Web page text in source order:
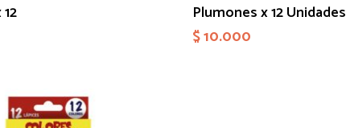
Plumones x 12 Unidades
$10.000